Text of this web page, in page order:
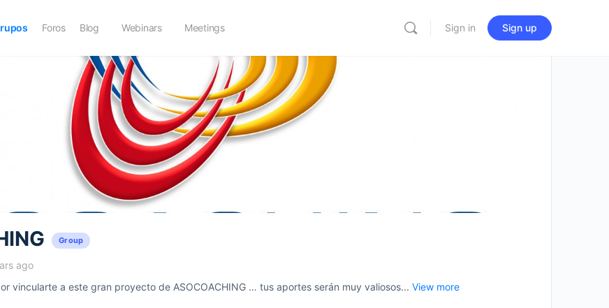
Foros Blog Webinars Meetings Sign in Sign up
Group
ago
vincularte a este gran proyecto de ASOCOACHING … tus aportes serán muy valiosos... View more